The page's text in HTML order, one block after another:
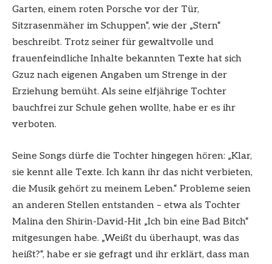
Garten, einem roten Porsche vor der Tür,
Sitzrasenmäher im Schuppen“, wie der „Stern“
beschreibt. Trotz seiner für gewaltvolle und
frauenfeindliche Inhalte bekannten Texte hat sich
Gzuz nach eigenen Angaben um Strenge in der
Erziehung bemüht. Als seine elfjährige Tochter
bauchfrei zur Schule gehen wollte, habe er es ihr
verboten.
Seine Songs dürfe die Tochter hingegen hören: „Klar,
sie kennt alle Texte. Ich kann ihr das nicht verbieten,
die Musik gehört zu meinem Leben.“ Probleme seien
an anderen Stellen entstanden – etwa als Tochter
Malina den Shirin-David-Hit „Ich bin eine Bad Bitch“
mitgesungen habe. „Weißt du überhaupt, was das
heißt?“, habe er sie gefragt und ihr erklärt, dass man